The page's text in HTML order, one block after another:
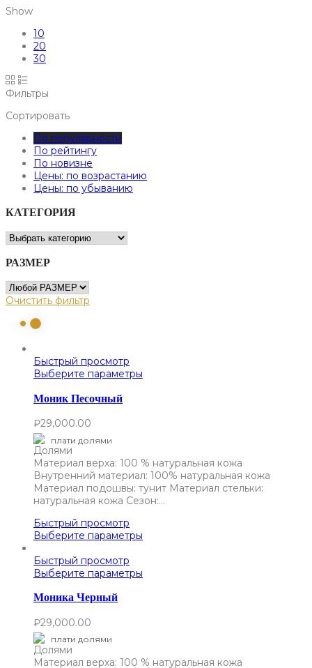
Show
10
20
30
Фильтры
Сортировать
По популярности
По рейтингу
По новизне
Цены: по возрастанию
Цены: по убыванию
КАТЕГОРИЯ
РАЗМЕР
Очистить фильтр
Быстрый просмотр
Выберите параметры
Моник Песочный
₽29,000.00
плати долями
Материал верха: 100 % натуральная кожа
Внутренний материал: 100% натуральная кожа
Материал подошвы: тунит Материал стельки:
натуральная кожа Сезон:…
Быстрый просмотр
Выберите параметры
Быстрый просмотр
Выберите параметры
Моника Черный
₽29,000.00
плати долями
Материал верха: 100 % натуральная кожа